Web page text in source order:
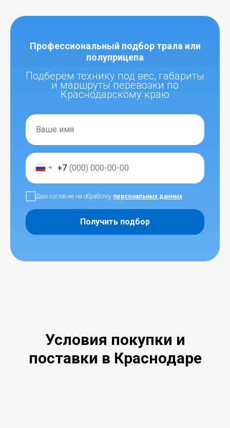
Профессиональный подбор трала или
полуприцепа
Подберём технику под вес, габариты
и маршруты перевозки по
Краснодарскому краю
+7
Даю согласие на обработку персональных данных
Получить подбор
Условия покупки и
поставки в Краснодаре